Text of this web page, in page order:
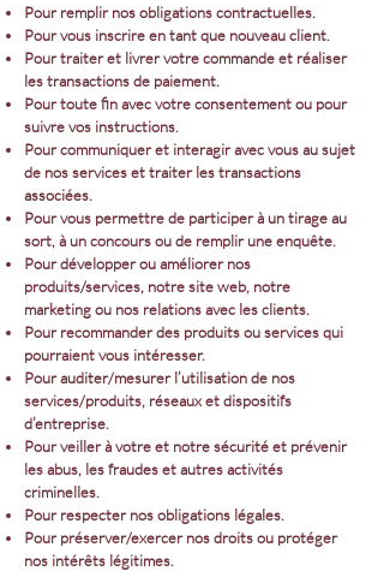
Pour remplir nos obligations contractuelles.
Pour vous inscrire en tant que nouveau client.
Pour traiter et livrer votre commande et réaliser
les transactions de paiement.
Pour toute fin avec votre consentement ou pour
suivre vos instructions.
Pour communiquer et interagir avec vous au sujet
de nos services et traiter les transactions
associées.
Pour vous permettre de participer à un tirage au
sort, à un concours ou de remplir une enquête.
Pour développer ou améliorer nos
produits/services, notre site web, notre
marketing ou nos relations avec les clients.
Pour recommander des produits ou services qui
pourraient vous intéresser.
Pour auditer/mesurer l’utilisation de nos
services/produits, réseaux et dispositifs
d’entreprise.
Pour veiller à votre et notre sécurité et prévenir
les abus, les fraudes et autres activités
criminelles.
Pour respecter nos obligations légales.
Pour préserver/exercer nos droits ou protéger
nos intérêts légitimes.